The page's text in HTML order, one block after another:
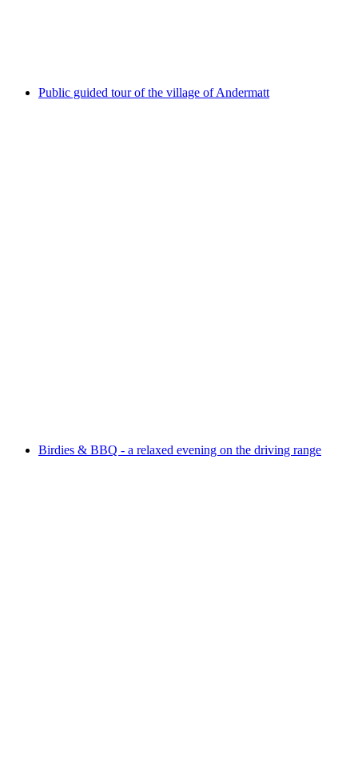
Public guided tour of the village of Andermatt
Birdies & BBQ - a relaxed evening on the driving range